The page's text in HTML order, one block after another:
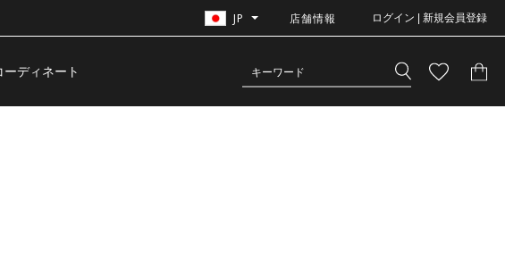
JP 店舗情報 ログイン | 新規会員登録
ーディネート